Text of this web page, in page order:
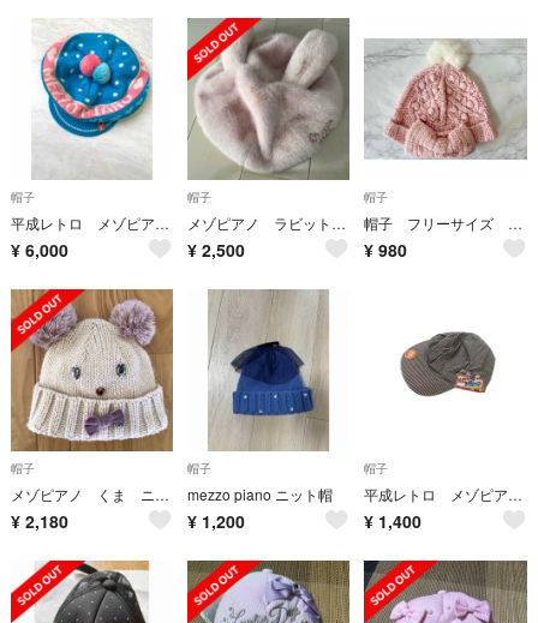
帽子
平成レトロ メゾピアノ レア ベリエちゃん ニット帽 帽子
¥ 6,000
帽子
メゾピアノ ラビットベレー帽
¥ 2,500
帽子
帽子 フリーサイズ 54〜56㎝ 難あり ニット帽 ピンク メゾピアノ
¥ 980
帽子
メゾピアノ くま ニット帽 52cm〜56cm
¥ 2,180
帽子
mezzo piano ニット帽
¥ 1,200
帽子
平成レトロ メゾピアノ ハンチング y2k
¥ 1,400